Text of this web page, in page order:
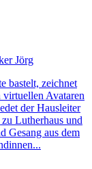
Jörg
bastelt, zeichnet
Avataren
der Hausleiter
Lutherhaus und
Gesang aus dem